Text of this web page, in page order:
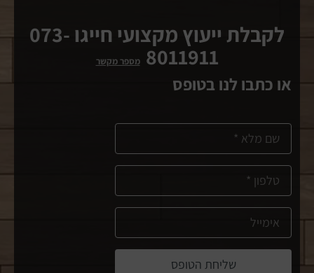
לקבלת ייעוץ מקצועי חייגו 073-
8011911 מספר מקשר
או כתבו לנו בטופס
שליחת הטופס